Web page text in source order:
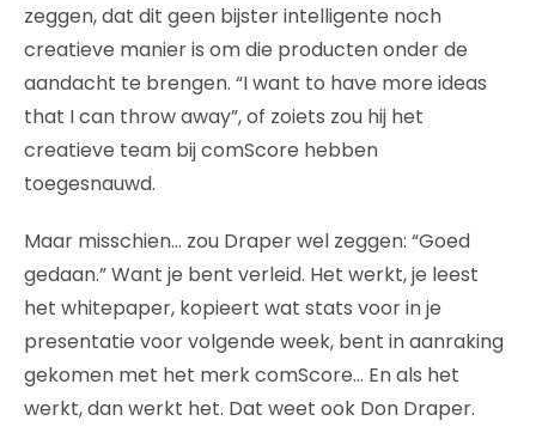
zeggen, dat dit geen bijster intelligente noch
creatieve manier is om die producten onder de
aandacht te brengen. “I want to have more ideas
that I can throw away”, of zoiets zou hij het
creatieve team bij comScore hebben
toegesnauwd.
Maar misschien… zou Draper wel zeggen: “Goed
gedaan.” Want je bent verleid. Het werkt, je leest
het whitepaper, kopieert wat stats voor in je
presentatie voor volgende week, bent in aanraking
gekomen met het merk comScore… En als het
werkt, dan werkt het. Dat weet ook Don Draper.